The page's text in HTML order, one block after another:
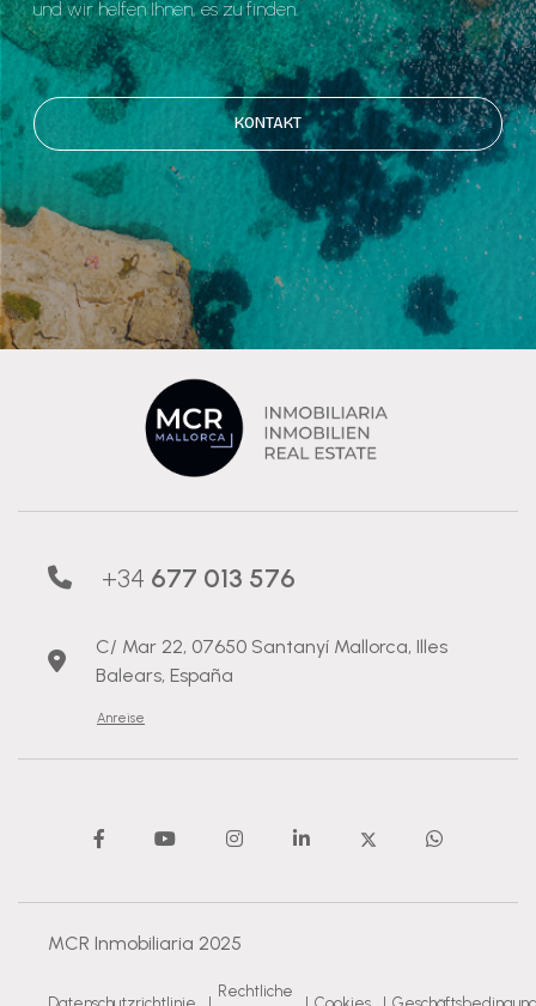
und wir helfen Ihnen, es zu finden.
KONTAKT
+34 677 013 576
C/ Mar 22, 07650 Santanyí Mallorca, Illes
Balears, España
Anreise
MCR Inmobiliaria 2025
Rechtliche